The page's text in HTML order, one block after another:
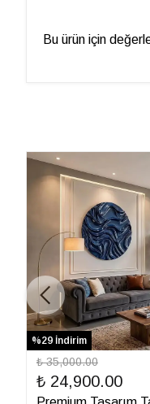
Bu ürün için
%29 İndirim
₺ 35,000.00
₺ 24,900.00